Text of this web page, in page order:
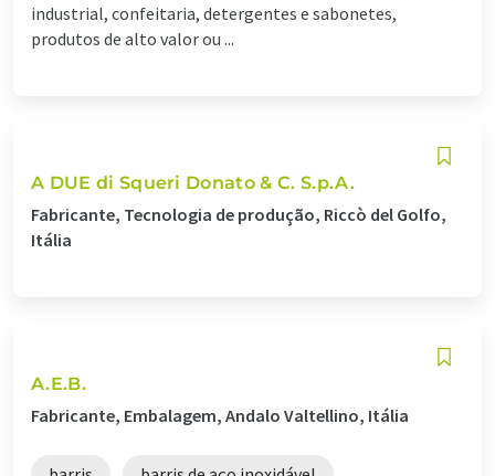
industrial, confeitaria, detergentes e sabonetes,
produtos de alto valor ou ...
A DUE di Squeri Donato & C. S.p.A.
Fabricante, Tecnologia de produção, Riccò del Golfo,
Itália
A.E.B.
Fabricante, Embalagem, Andalo Valtellino, Itália